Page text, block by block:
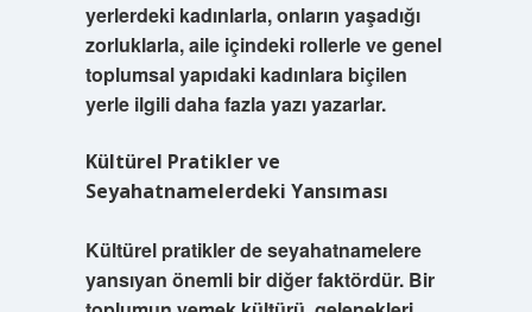
yerlerdeki kadınlarla, onların yaşadığı
zorluklarla, aile içindeki rollerle ve genel
toplumsal yapıdaki kadınlara biçilen
yerle ilgili daha fazla yazı yazarlar.
Kültürel Pratikler ve
Seyahatnamelerdeki Yansıması
Kültürel pratikler de seyahatnamelere
yansıyan önemli bir diğer faktördür. Bir